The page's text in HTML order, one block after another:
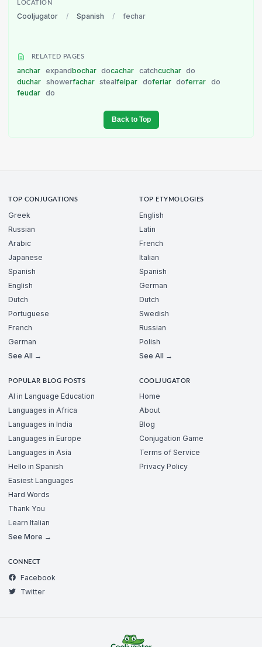
LOCATION
Cooljugator / Spanish / fechar
RELATED PAGES
anchar expandbochar docachar catchcuchar do
duchar showerfachar stealfelpar doferiar doferrar do
feudar do
Back to Top
TOP CONJUGATIONS
Greek
Russian
Arabic
Japanese
Spanish
English
Dutch
Portuguese
French
German
See All →
TOP ETYMOLOGIES
English
Latin
French
Italian
Spanish
German
Dutch
Swedish
Russian
Polish
See All →
POPULAR BLOG POSTS
AI in Language Education
Languages in Africa
Languages in India
Languages in Europe
Languages in Asia
Hello in Spanish
Easiest Languages
Hard Words
Thank You
Learn Italian
See More →
COOLJUGATOR
Home
About
Blog
Conjugation Game
Terms of Service
Privacy Policy
CONNECT
Facebook
Twitter